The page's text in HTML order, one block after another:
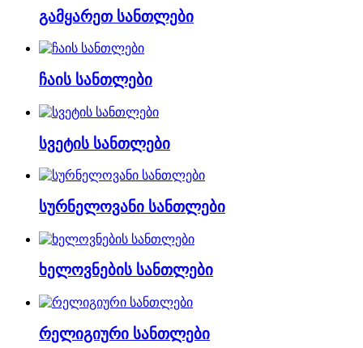
გამყარეთ სანთლები
ჩაის სანთლები
სვეტის სანთლები
სურნელოვანი სანთლები
ხელოვნების სანთლები
რელიგიური სანთლები